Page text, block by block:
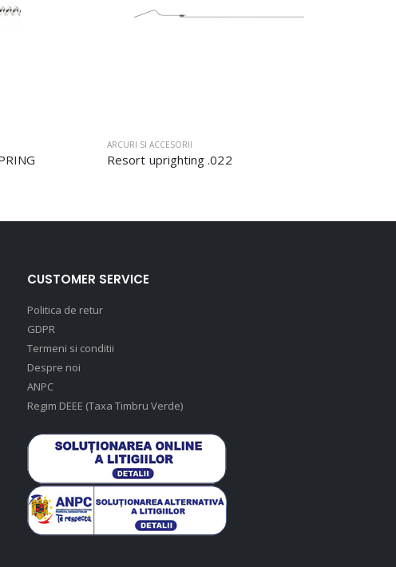
ARCURI SI ACCESORII
Resort uprighting .022
CUSTOMER SERVICE
Politica de retur
GDPR
Termeni si conditii
Despre noi
ANPC
Regim DEEE (Taxa Timbru Verde)